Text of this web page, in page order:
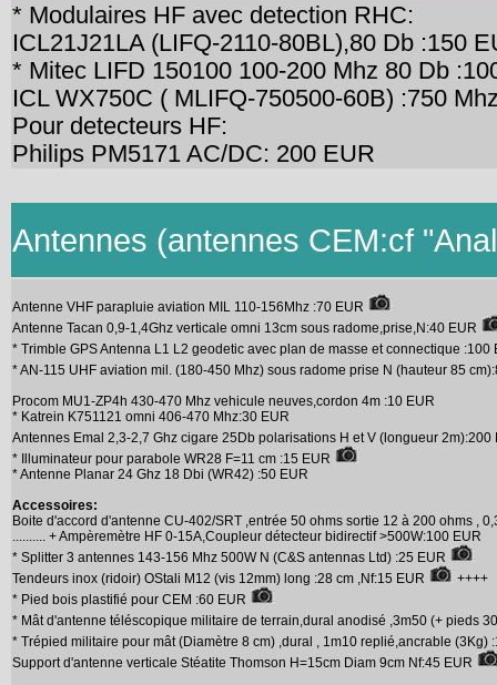
* Modulaires HF avec detection RHC:
ICL21J21LA (LIFQ-2110-80BL),80 Db :150
* Mitec LIFD 150100 100-200 Mhz 80 Db
ICL WX750C ( MLIFQ-750500-60B) :750
Pour detecteurs HF:
Philips PM5171 AC/DC: 200 EUR
Antennes (antennes CEM:cf
Antenne VHF parapluie aviation MIL 110-156Mhz :70 EUR
Antenne Tacan 0,9-1,4Ghz verticale omni 13cm sous radome,prise,N:40 EUR
* Trimble GPS Antenna L1 L2 geodetic avec plan de masse et connectique :100
* AN-115 UHF aviation mil. (180-450 Mhz) sous radome prise N (hauteur 85
Procom MU1-ZP4h 430-470 Mhz vehicule neuves,cordon 4m :10 EUR
* Katrein K751121 omni 406-470 Mhz:30 EUR
Antennes Emal 2,3-2,7 Ghz cigare 25Db polarisations H et V (longueur
* Illuminateur pour parabole WR28 F=11 cm :15 EUR
* Antenne Planar 24 Ghz 18 Dbi (WR42) :50 EUR
Accessoires:
Boite d'accord d'antenne CU-402/SRT ,entrée 50 ohms sortie 12 à 200 ohms ,
.......... + Ampèremètre HF 0-15A,Coupleur détecteur bidirectif >500W:100 EUR
* Splitter 3 antennes 143-156 Mhz 500W N (C&S antennas Ltd) :25 EUR
Tendeurs inox (ridoir) OStali M12 (vis 12mm) long :28 cm ,Nf:15 EUR
++++
* Pied bois plastifié pour CEM :60 EUR
* Mât d'antenne téléscopique militaire de terrain,dural anodisé ,3m50 (+ pieds
* Trépied militaire pour mât (Diamètre 8 cm) ,dural , 1m10 replié,ancrable (3Kg)
Support d'antenne verticale Stéatite Thomson H=15cm Diam 9cm Nf:45 EUR